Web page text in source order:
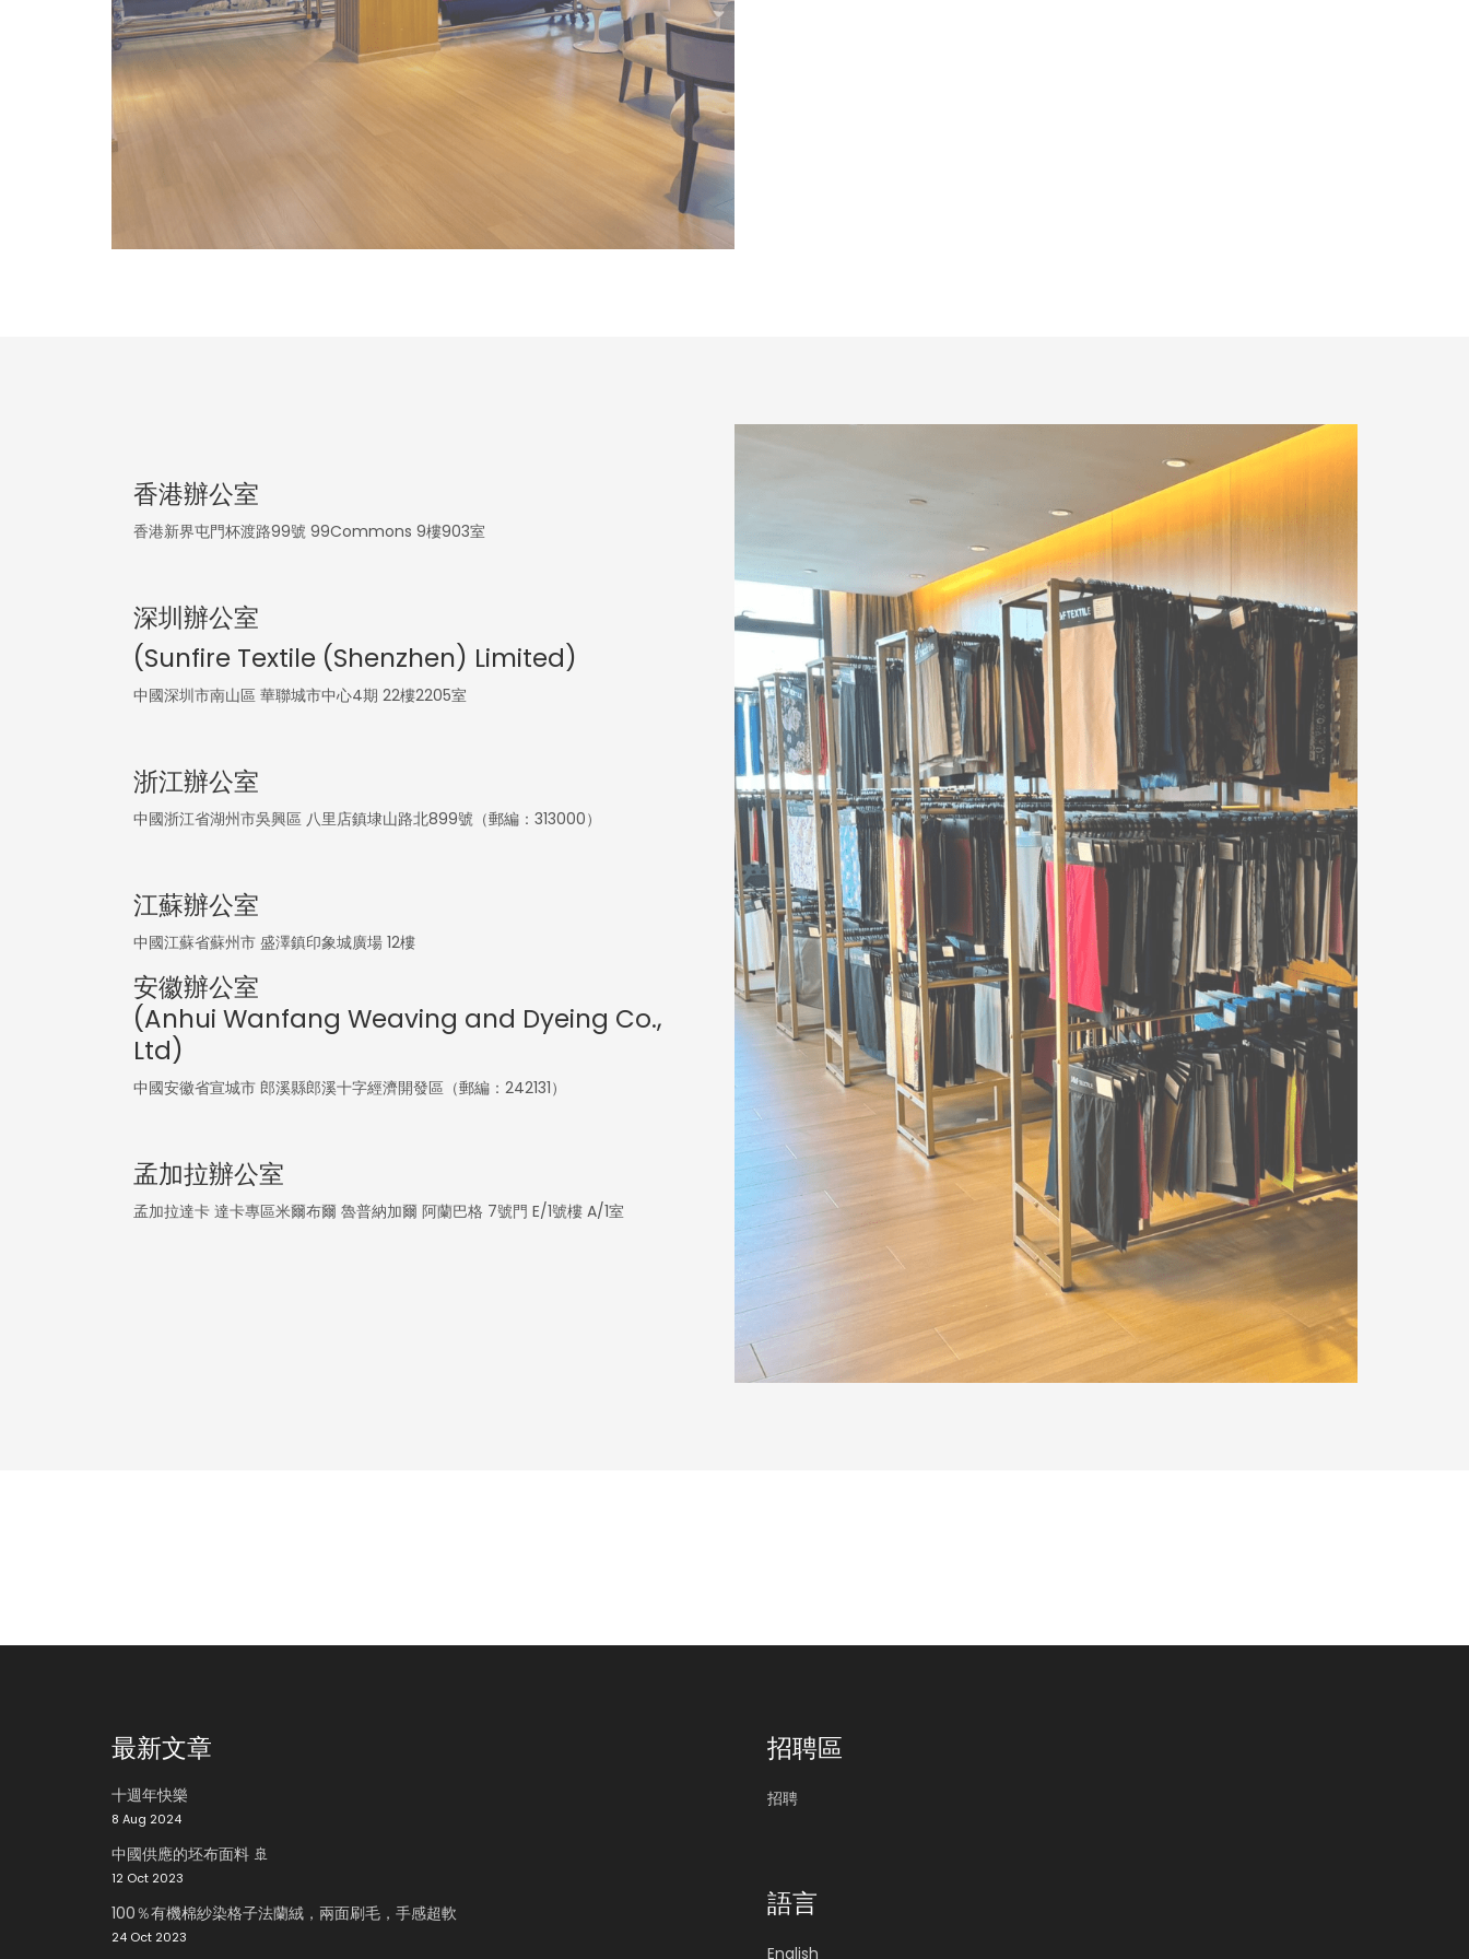
香港辦公室
香港新界屯門杯渡路99號 99Commons 9樓903室
深圳辦公室
(Sunfire Textile (Shenzhen) Limited)
中國深圳市南山區 華聯城市中心4期 22樓2205室
浙江辦公室
中國浙江省湖州市吳興區 八里店鎮埭山路北899號（郵編：313000）
江蘇辦公室
中國江蘇省蘇州市 盛澤鎮印象城廣場 12樓
安徽辦公室
(Anhui Wanfang Weaving and Dyeing Co.,
Ltd)
中國安徽省宣城市 郎溪縣郎溪十字經濟開發區（郵編：242131）
孟加拉辦公室
孟加拉達卡 達卡專區米爾布爾 魯普納加爾 阿蘭巴格 7號門 E/1號樓 A/1室
最新文章
十週年快樂
8 Aug 2024
中國供應的坯布面料 🚢
12 Oct 2023
100％有機棉紗染格子法蘭絨，兩面刷毛，手感超軟
24 Oct 2023
招聘區
招聘
語言
English